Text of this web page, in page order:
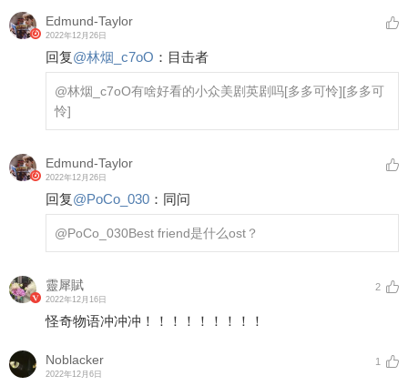
Edmund-Taylor
2022年12月26日
回复@林烟_c7oO ： 目击者
@林烟_c7oO有啥好看的小众美剧英剧吗[多多可怜][多多可
怜]
Edmund-Taylor
2022年12月26日
回复@PoCo_030 ： 同问
@PoCo_030Best friend是什么ost？
靈犀賦
2022年12月16日
2
怪奇物语冲冲冲！！！！！！！！！
Noblacker
2022年12月6日
1